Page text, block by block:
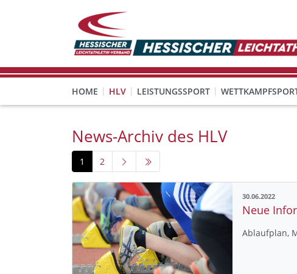
HOME HLV LEISTUNGSSPORT
News-Archiv des HLV
1 2
30.06.2022
Neue
Ablaufplan,